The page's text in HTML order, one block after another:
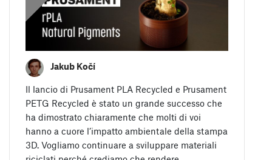
Jakub Kočí
Il lancio di Prusament PLA Recycled e Prusament
PETG Recycled è stato un grande successo che
ha dimostrato chiaramente che molti di voi
hanno a cuore l’impatto ambientale della stampa
3D. Vogliamo continuare a sviluppare materiali